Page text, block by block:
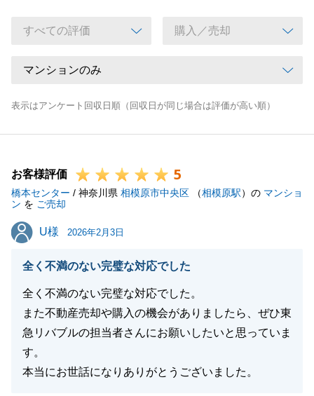
表示はアンケート回収日順（回収日が同じ場合は評価が高い順）
お客様評価 5
橋本センター / 神奈川県 相模原市中央区 （相模原駅）の マンショ
ン を ご売却
U様
U様 2026年2月3日
全く不満のない完璧な対応でした
全く不満のない完璧な対応でした。
また不動産売却や購入の機会がありましたら、ぜひ東
急リバブルの担当者さんにお願いしたいと思っていま
す。
本当にお世話になりありがとうございました。